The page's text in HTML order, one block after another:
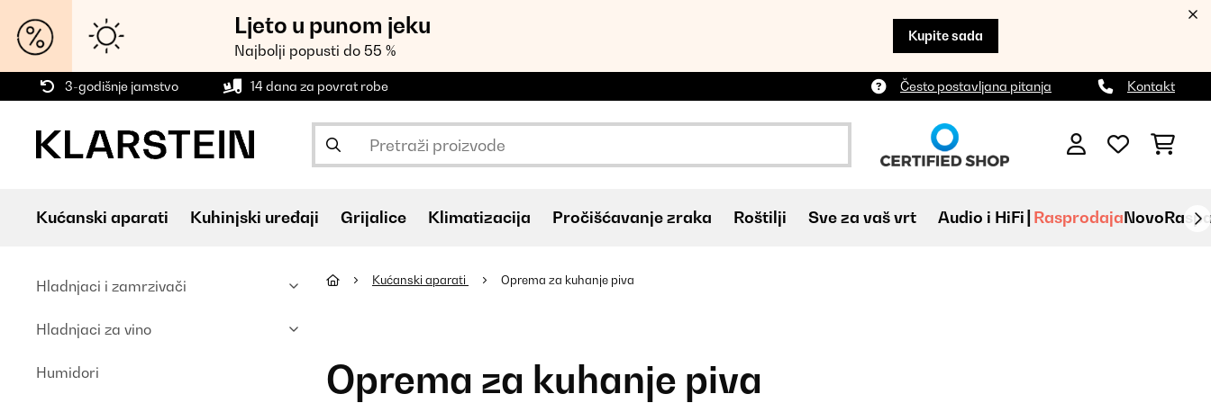
Ljeto u punom jeku
Najbolji popusti do 55 %
Kupite sada
3-godišnje jamstvo 14 dana za povrat robe Često postavljana pitanja Kontakt
Kućanski aparati Kuhinjski uređaji Grijalice Klimatizacija Pročišćavanje zraka Roštilji Sve za vaš vrt Audio i HiFi RasprodajaNovo
Hladnjaci i zamrzivači
Hladnjaci za vino
Humidori
Kućanski aparati Oprema za kuhanje piva
Oprema za kuhanje piva